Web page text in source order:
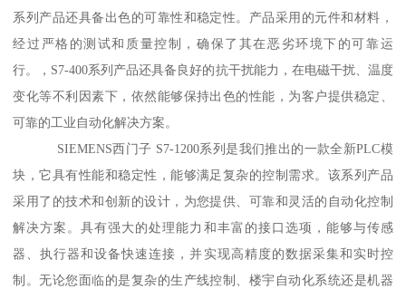
系列产品还具备出色的可靠性和稳定性。产品采用的元件和材料，
经过严格的测试和质量控制，确保了其在恶劣环境下的可靠运
行。，S7-400系列产品还具备良好的抗干扰能力，在电磁干扰、温度
变化等不利因素下，依然能够保持出色的性能，为客户提供稳定、
可靠的工业自动化解决方案。
SIEMENS西门子 S7-1200系列是我们推出的一款全新PLC模
块，它具有性能和稳定性，能够满足复杂的控制需求。该系列产品
采用了的技术和创新的设计，为您提供、可靠和灵活的自动化控制
解决方案。具有强大的处理能力和丰富的接口选项，能够与传感
器、执行器和设备快速连接，并实现高精度的数据采集和实时控
制。无论您面临的是复杂的生产线控制、楼宇自动化系统还是机器